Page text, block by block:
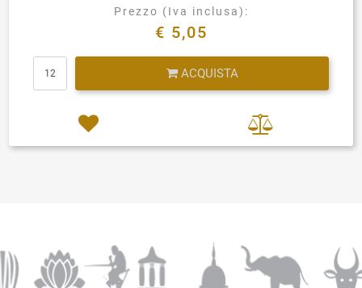
Prezzo (Iva inclusa):
€ 5,05
ACQUISTA